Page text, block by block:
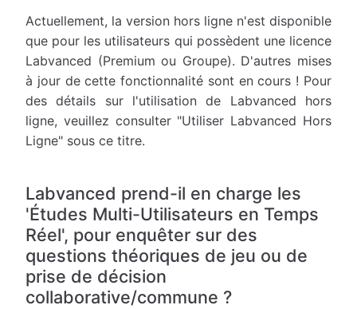
Actuellement, la version hors ligne n'est disponible
que pour les utilisateurs qui possèdent une licence
Labvanced (Premium ou Groupe). D'autres mises
à jour de cette fonctionnalité sont en cours ! Pour
des détails sur l'utilisation de Labvanced hors
ligne, veuillez consulter "Utiliser Labvanced Hors
Ligne" sous ce titre.
Labvanced prend-il en charge les
'Études Multi-Utilisateurs en Temps
Réel', pour enquêter sur des
questions théoriques de jeu ou de
prise de décision
collaborative/commune ?